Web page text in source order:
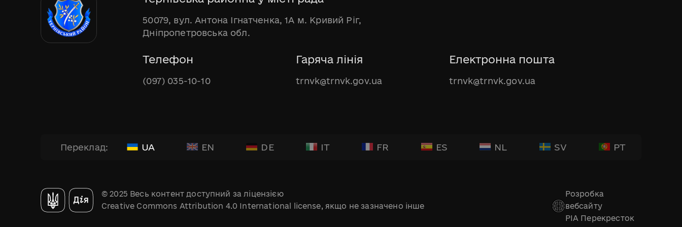
50079, вул. Антона Ігнатченка, 1А м. Кривий Ріг,
Дніпропетровська обл.
Телефон
(097) 035-10-10
Гаряча лінія
trnvk@trnvk.gov.ua
Електронна пошта
trnvk@trnvk.gov.ua
Переклад: UA EN DE IT FR ES NL SV PT
© 2025 Весь контент доступний за ліцензією
Creative Commons Attribution 4.0 International license, якщо не зазначено інше
Розробка
вебсайту
РІА Перекресток